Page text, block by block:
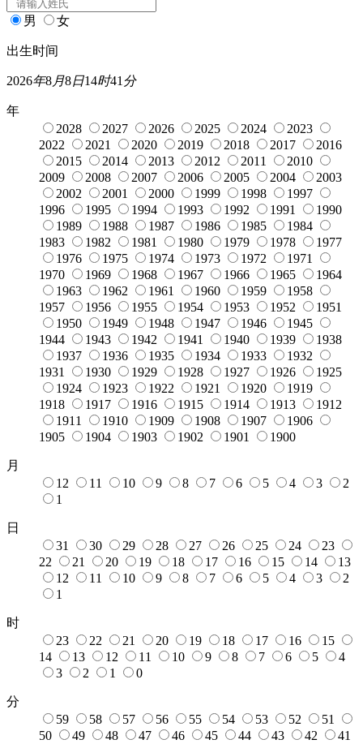
男 女
出生时间
2026年8月8日14时41 分
年
2028
2027 2026 2025 2024
2023
2022
2021 2020 2019 2018 2017
2016
2015
2014 2013 2012 2011
2010
2009
2008 2007 2006 2005 2004
2003
2002
2001 2000 1999 1998
1997
1996
1995 1994 1993 1992 1991
1990
1989
1988 1987 1986 1985
1984
1983
1982 1981 1980 1979 1978
1977
1976
1975 1974 1973 1972
1971
1970
1969 1968 1967 1966 1965
1964
1963
1962 1961 1960 1959
1958
1957
1956 1955 1954 1953 1952
1951
1950
1949 1948 1947 1946
1945
1944
1943 1942 1941 1940 1939
1938
1937
1936 1935 1934 1933
1932
1931
1930 1929 1928 1927 1926
1925
1924
1923 1922 1921 1920
1919
1918
1917 1916 1915 1914 1913
1912
1911
1910 1909 1908 1907
1906
1905
1904 1903 1902 1901 1900
月
12
11 10 9 8 7 6 5 4 3
2
1
日
31
30 29 28 27 26 25 24
23
22
21 20 19 18 17 16 15 14
13
12
11 10 9 8 7 6 5 4 3
2
1
时
23
22 21 20 19 18 17 16
15
14
13 12 11 10 9 8 7 6 5
4
3
2 1 0
分
59
58 57 56 55 54 53 52
51
50
49 48 47 46 45 44 43 42
41